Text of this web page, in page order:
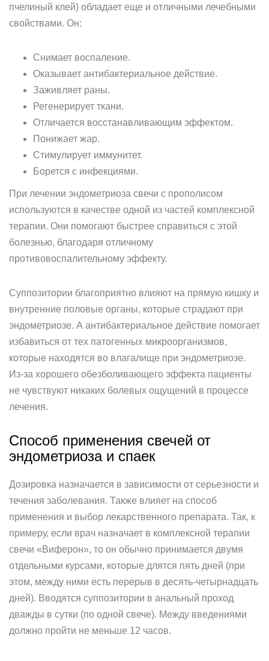
пчелиный клей) обладает еще и отличными лечебными
свойствами. Он:
Снимает воспаление.
Оказывает антибактериальное действие.
Заживляет раны.
Регенерирует ткани.
Отличается восстанавливающим эффектом.
Понижает жар.
Стимулирует иммунитет.
Борется с инфекциями.
При лечении эндометриоза свечи с прополисом
используются в качестве одной из частей комплексной
терапии. Они помогают быстрее справиться с этой
болезнью, благодаря отличному
противовоспалительному эффекту.
Суппозитории благоприятно влияют на прямую кишку и
внутренние половые органы, которые страдают при
эндометриозе. А антибактериальное действие помогает
избавиться от тех патогенных микроорганизмов,
которые находятся во влагалище при эндометриозе.
Из-за хорошего обезболивающего эффекта пациенты
не чувствуют никаких болевых ощущений в процессе
лечения.
Способ применения свечей от
эндометриоза и спаек
Дозировка назначается в зависимости от серьезности и
течения заболевания. Также влияет на способ
применения и выбор лекарственного препарата. Так, к
примеру, если врач назначает в комплексной терапии
свечи «Виферон», то он обычно принимается двумя
отдельными курсами, которые длятся пять дней (при
этом, между ними есть перерыв в десять-четырнадцать
дней). Вводятся суппозитории в анальный проход
дважды в сутки (по одной свече). Между введениями
должно пройти не меньше 12 часов.